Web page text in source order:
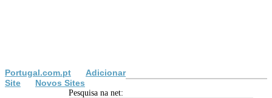
Portugal.com.pt
Adicionar
Site
Novos Sites
Pesquisa na net: